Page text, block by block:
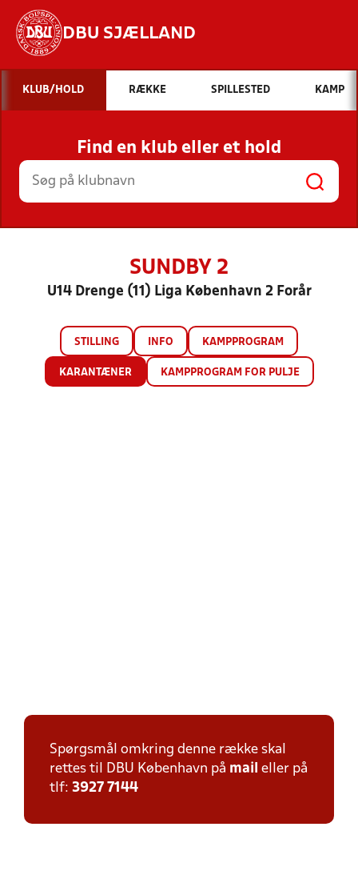
DBU SJÆLLAND
Hvad vil du søge efter?
INDHOLD OG NYHEDER
STILLINGER, RESULTATER, KLUBBER OG
HOLD
KLUB/HOLD RÆKKE SPILLESTED KAMP
Find en klub eller et hold
SUNDBY 2
U14 Drenge (11) Liga København 2 Forår
STILLING INFO KAMPPROGRAM
KARANTÆNER KAMPPROGRAM FOR PULJE
Spørgsmål omkring denne række skal
rettes til DBU København på mail eller på
tlf: 3927 7144